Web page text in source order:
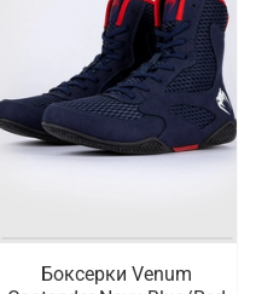
Боксерки Venum